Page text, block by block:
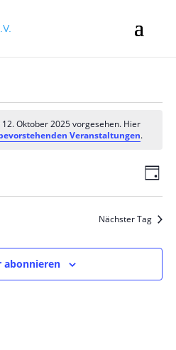
Oktober 2025 vorgesehen. Hier
Veranstaltungen.
Tag
Nächster Tag
abonnieren